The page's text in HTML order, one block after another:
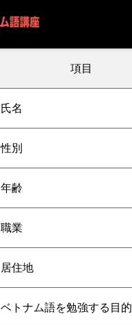
項目
氏名
性別
年齢
職業
居住地
ベトナム語を勉強する目的